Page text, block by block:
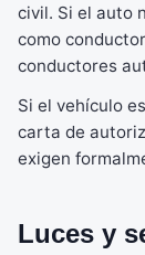
civil. Si el auto
como
conductores
Si el vehículo
carta de
exigen
Luces y